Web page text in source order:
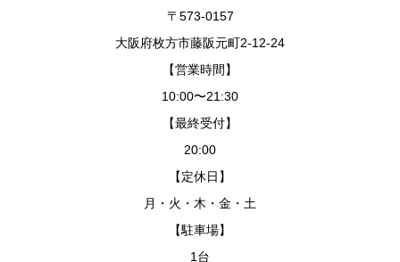
〒573-0157
大阪府枚方市藤阪元町2-12-24
【営業時間】
10:00〜21:30
【最終受付】
20:00
【定休日】
月・火・木・金・土
【駐車場】
1台